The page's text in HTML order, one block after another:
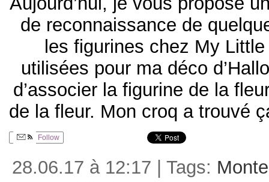
de reconnaissance de
les figurines chez My
utilisées pour ma déco
d’associer la figurine de la
de la fleur. Mon croq a trouvé
Follow
28.06.17 à 12:17 | Tags: